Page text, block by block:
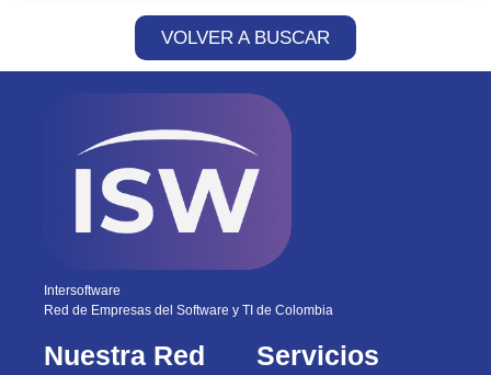
VOLVER A BUSCAR
Intersoftware
Red de Empresas del Software y TI de Colombia
Nuestra Red Servicios